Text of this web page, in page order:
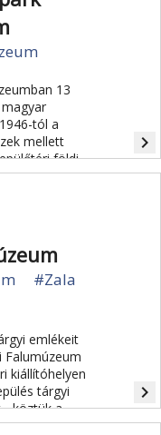
13
tól a
mellett
földi
és
navigate_next
#Zala
emlékeit
Falumúzeum
kiállítóhelyen
tárgyi
- köztük a
kerekes
navigate_next